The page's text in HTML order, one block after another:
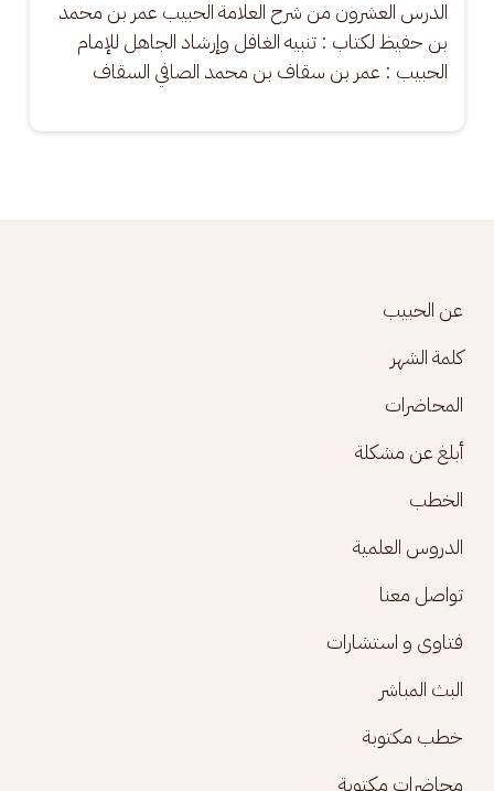
الدرس العشرون من شرح العلامة الحبيب عمر بن محمد
بن حفيظ لكتاب : تنبيه الغافل وإرشاد الجاهل للإمام
الحبيب : عمر بن سقاف بن محمد الصافي السقاف
Footer menu
عن الحبيب
كلمة الشهر
المحاضرات
أبلغ عن مشكلة
الخطب
الدروس العلمية
تواصل معنا
فتاوى و استشارات
البث المباشر
خطب مكتوبة
محاضرات مكتوبة